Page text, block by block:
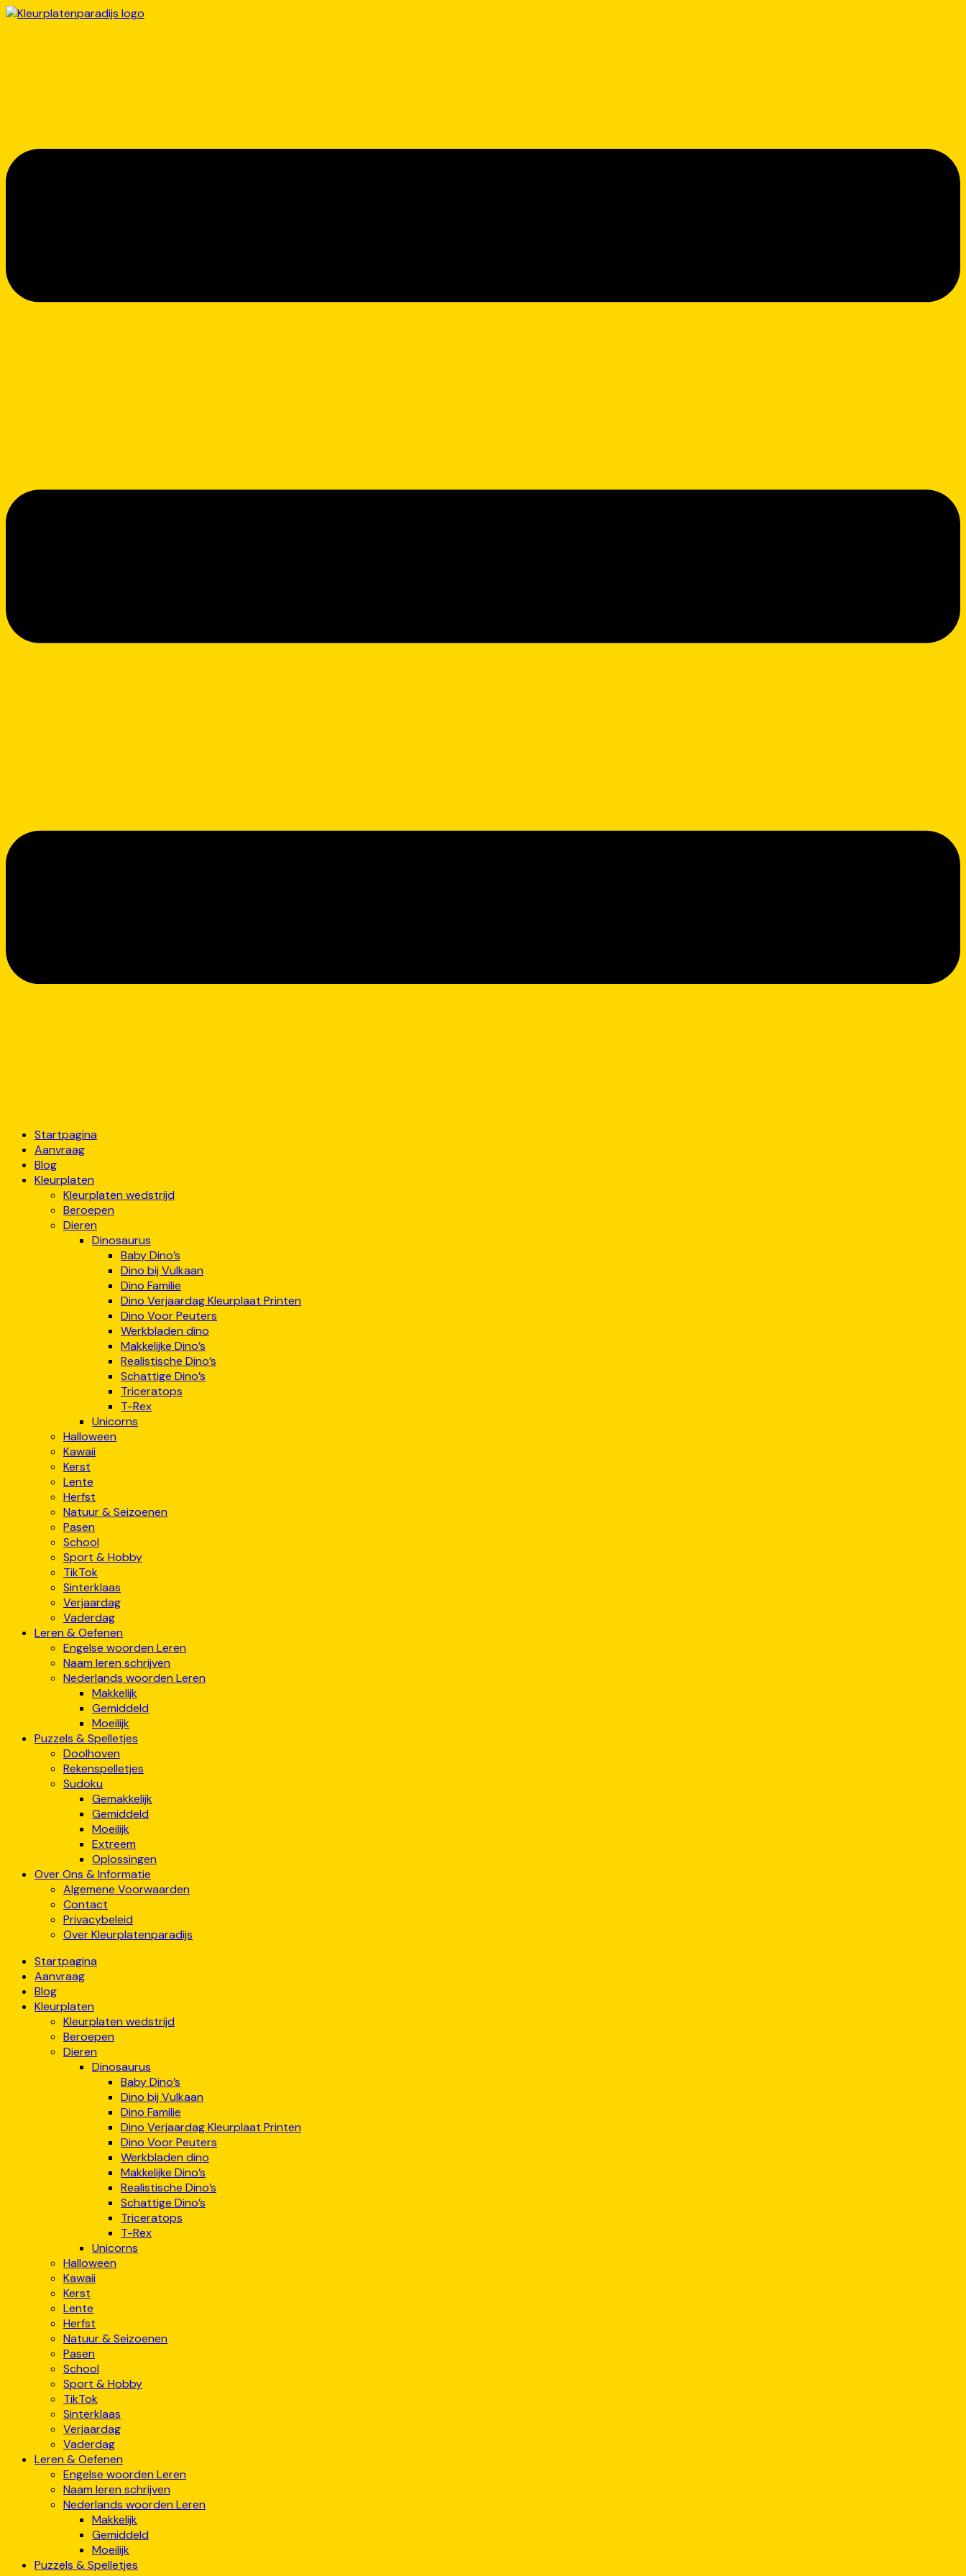
Startpagina
Aanvraag
Blog
Kleurplaten
Kleurplaten wedstrijd
Beroepen
Dieren
Dinosaurus
Baby Dino’s
Dino bij Vulkaan
Dino Familie
Dino Verjaardag Kleurplaat Printen
Dino Voor Peuters
Werkbladen dino
Makkelijke Dino’s
Realistische Dino’s
Schattige Dino’s
Triceratops
T-Rex
Unicorns
Halloween
Kawaii
Kerst
Lente
Herfst
Natuur & Seizoenen
Pasen
School
Sport & Hobby
TikTok
Sinterklaas
Verjaardag
Vaderdag
Leren & Oefenen
Engelse woorden Leren
Naam leren schrijven
Nederlands woorden Leren
Makkelijk
Gemiddeld
Moeilijk
Puzzels & Spelletjes
Doolhoven
Rekenspelletjes
Sudoku
Gemakkelijk
Gemiddeld
Moeilijk
Extreem
Oplossingen
Over Ons & Informatie
Algemene Voorwaarden
Contact
Privacybeleid
Over Kleurplatenparadijs
Startpagina
Aanvraag
Blog
Kleurplaten
Kleurplaten wedstrijd
Beroepen
Dieren
Dinosaurus
Baby Dino’s
Dino bij Vulkaan
Dino Familie
Dino Verjaardag Kleurplaat Printen
Dino Voor Peuters
Werkbladen dino
Makkelijke Dino’s
Realistische Dino’s
Schattige Dino’s
Triceratops
T-Rex
Unicorns
Halloween
Kawaii
Kerst
Lente
Herfst
Natuur & Seizoenen
Pasen
School
Sport & Hobby
TikTok
Sinterklaas
Verjaardag
Vaderdag
Leren & Oefenen
Engelse woorden Leren
Naam leren schrijven
Nederlands woorden Leren
Makkelijk
Gemiddeld
Moeilijk
Puzzels & Spelletjes